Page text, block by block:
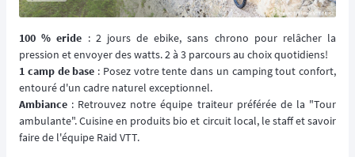
100 % eride : 2 jours de ebike, sans chrono pour relâcher la
pression et envoyer des watts. 2 à 3 parcours au choix quotidiens!
1 camp de base : Posez votre tente dans un camping tout confort,
entouré d'un cadre naturel exceptionnel.
Ambiance : Retrouvez notre équipe traiteur préférée de la "Tour
ambulante". Cuisine en produits bio et circuit local, le staff et savoir
faire de l'équipe Raid VTT.